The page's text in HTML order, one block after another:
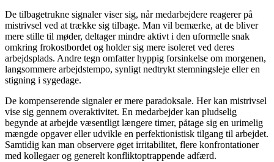
De tilbagetrukne signaler viser sig, når medarbejdere reagerer på
mistrivsel ved at trække sig tilbage. Man vil bemærke, at de bliver
mere stille til møder, deltager mindre aktivt i den uformelle snak
omkring frokostbordet og holder sig mere isoleret ved deres
arbejdsplads. Andre tegn omfatter hyppig forsinkelse om morgenen,
langsommere arbejdstempo, synligt nedtrykt stemningsleje eller en
stigning i sygedage.
De kompenserende signaler er mere paradoksale. Her kan mistrivsel
vise sig gennem overaktivitet. En medarbejder kan pludselig
begynde at arbejde væsentligt længere timer, påtage sig en urimelig
mængde opgaver eller udvikle en perfektionistisk tilgang til arbejdet.
Samtidig kan man observere øget irritabilitet, flere konfrontationer
med kollegaer og generelt konfliktoptrappende adfærd.